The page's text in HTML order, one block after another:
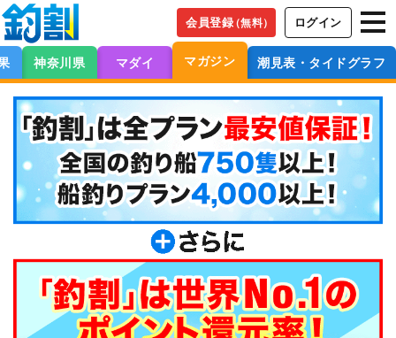
会員登録（無料） ログイン
神奈川県 マダイ マガジン 潮見表・タイドグラフ